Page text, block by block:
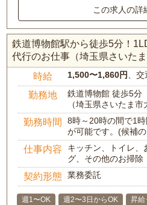
この求人の詳
鉄道博物館駅から徒歩5分！
代行のお仕事（埼玉県さいたま
時給 1,500〜1,860円、交
勤務地
鉄道博物館 徒歩5分
（埼玉県さいたま市
勤務時間
8時～20時の間で1
が可能です。(候補
仕事内容
キッチン、トイレ、
グ、その他のお掃除
契約形態 業務委託
週1〜OK 週2〜3日からOK 昇給